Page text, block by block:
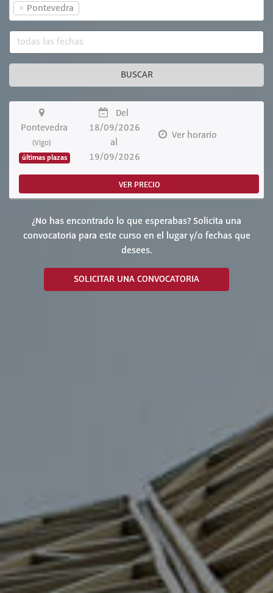
× Pontevedra
BUSCAR
Pontevedra
(Vigo)
últimas plazas
Del
18/09/2026
al
19/09/2026
Ver horario
VER PRECIO
¿No has encontrado lo que esperabas? Solicita una
convocatoria para este curso en el lugar y/o fechas que
desees.
SOLICITAR UNA CONVOCATORIA